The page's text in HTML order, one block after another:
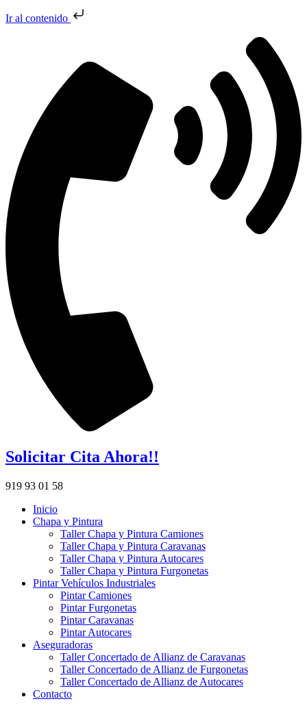
Ir al contenido
Solicitar Cita Ahora!!
919 93 01 58
Inicio
Chapa y Pintura
Taller Chapa y Pintura Camiones
Taller Chapa y Pintura Caravanas
Taller Chapa y Pintura Autocares
Taller Chapa y Pintura Furgonetas
Pintar Vehículos Industriales
Pintar Camiones
Pintar Furgonetas
Pintar Caravanas
Pintar Autocares
Aseguradoras
Taller Concertado de Allianz de Caravanas
Taller Concertado de Allianz de Furgonetas
Taller Concertado de Allianz de Autocares
Contacto